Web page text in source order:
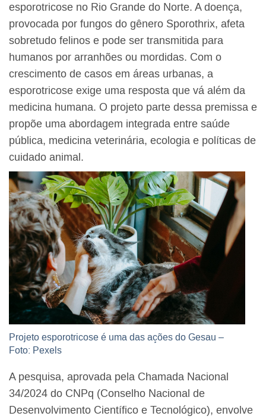
esporotricose no Rio Grande do Norte. A doença,
provocada por fungos do gênero Sporothrix, afeta
sobretudo felinos e pode ser transmitida para
humanos por arranhões ou mordidas. Com o
crescimento de casos em áreas urbanas, a
esporotricose exige uma resposta que vá além da
medicina humana. O projeto parte dessa premissa e
propõe uma abordagem integrada entre saúde
pública, medicina veterinária, ecologia e políticas de
cuidado animal.
Projeto esporotricose é uma das ações do Gesau –
Foto: Pexels
A pesquisa, aprovada pela Chamada Nacional
34/2024 do CNPq (Conselho Nacional de
Desenvolvimento Científico e Tecnológico), envolve